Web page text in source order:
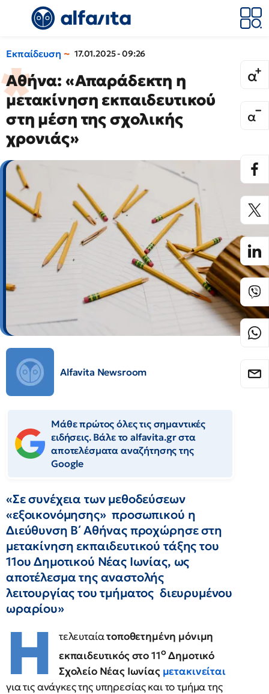
Εκπαίδευση 17.01.2025 - 09:26
Αθήνα: «Απαράδεκτη η
μετακίνηση εκπαιδευτικού
στη μέση της σχολικής
χρονιάς»
Alfavita Newsroom
Μάθε πρώτος όλες τις σημαντικές
ειδήσεις. Βάλε το alfavita.gr στα
αποτελέσματα αναζήτησης της
Google
«Σε συνέχεια των μεθοδεύσεων
«εξοικονόμησης» προσωπικού η
Διεύθυνση Β΄ Αθήνας προχώρησε στη
μετακίνηση εκπαιδευτικού τάξης του
11ου Δημοτικού Νέας Ιωνίας, ως
αποτέλεσμα της αναστολής
λειτουργίας του τμήματος διευρυμένου
ωραρίου»
Η τελευταίατοποθετημένη μόνιμη
εκπαιδευτικός στο 11οΔημοτικό
Σχολείο Νέας Ιωνίας μετακινείται
για τις ανάγκες της υπηρεσίας και το τμήμα της